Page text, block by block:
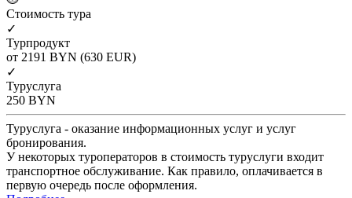
Cтоимость тура
✓
Турпродукт
от 2191 BYN (630 EUR)
✓
Туруслуга
250 BYN
Туруслуга - оказание информационных услуг и услуг
бронирования.
У некоторых туроператоров в стоимость туруслуги входит
транспортное обслуживание. Как правило, оплачивается в
первую очередь после оформления.